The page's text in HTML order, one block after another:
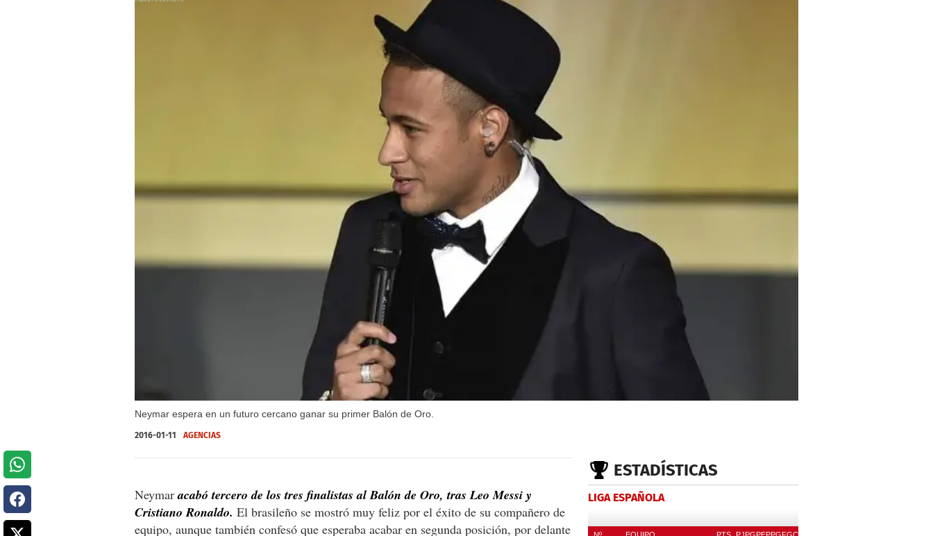
Neymar espera en un futuro cercano ganar su primer Balón de Oro.
2016-01-11 AGENCIAS
Neymaracabó tercero de los tres finalistas al Balón de Oro, tras Leo Messi y
Cristiano Ronaldo. El brasileño se mostró muy feliz por el éxito de su compañero de
equipo, aunque también confesó que esperaba acabar en segunda posición, por delante
ESTADÍSTICAS
LIGA ESPAÑOLA